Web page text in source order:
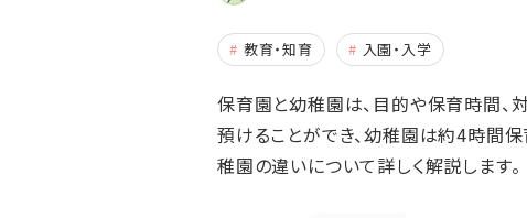
教育・知育 入園・入学
保育園と幼稚園は、目的や保育時間、
預けることができ、幼稚園は約4時間
稚園の違いについて詳しく解説します。